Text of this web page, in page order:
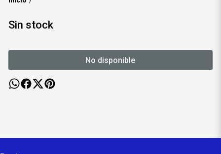
Sin stock
No disponible